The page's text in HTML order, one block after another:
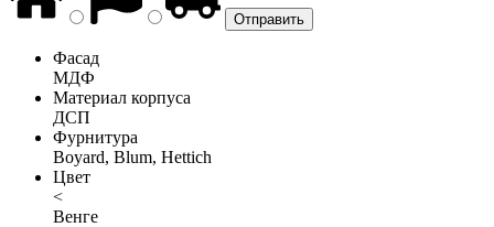
Фасад
МДФ
Материал корпуса
ДСП
Фурнитура
Boyard, Blum, Hettich
Цвет
<
Венге